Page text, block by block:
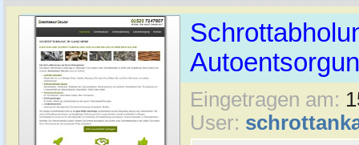
Eingetragen am:
User: